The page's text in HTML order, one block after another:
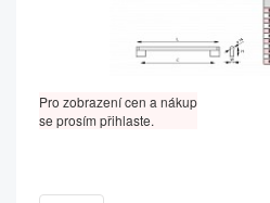
Pro zobrazení cen a nákup
se prosím přihlaste.